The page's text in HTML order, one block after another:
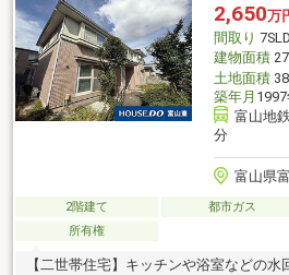
2,650万
間取り
建物面積
土地面積
築年月
富山地
分
富山県
2階建て 都市ガス
所有権
【二世帯住宅】キッチンや浴室などの